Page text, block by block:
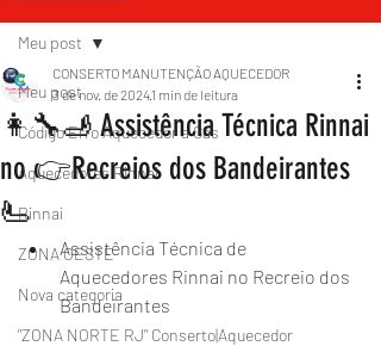
Meu post
Código Erro Aquecedor a Gás
Aquecedores Rinnai
Rinnai
ZONA OESTE
Nova categoria
"ZONA NORTE RJ" Conserto|Aquecedor
Meu post
👩‍🔧🫸 Assistência Técnica Rinnai
no 👉Recreios dos Bandeirantes
🫷
CONSERTO MANUTENÇÃO AQUECEDOR
3 de nov. de 20241 min de leitura
Assistência Técnica de
Aquecedores Rinnai no Recreio dos
Bandeirantes